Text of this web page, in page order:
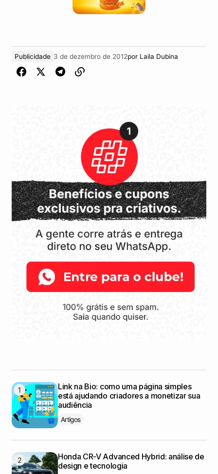
Publicidade 3 de dezembro de 2012por Laila Dubina
Link na Bio: como uma página simples
está ajudando criadores a monetizar sua
audiência
Artigos
Honda CR-V Advanced Hybrid: análise de
design e tecnologia